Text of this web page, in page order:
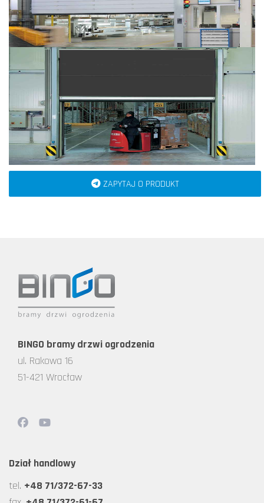
ZAPYTAJ O PRODUKT
BINGO bramy drzwi ogrodzenia
ul. Rakowa 16
51-421 Wrocław
Dział handlowy
tel. +48 71/372-67-33